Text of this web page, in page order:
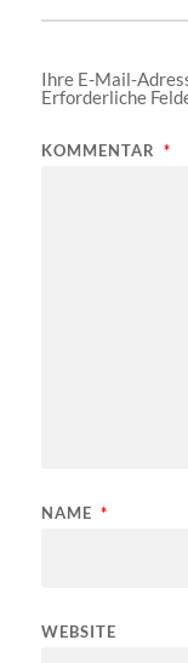
Ihre E-Mail-
Erforderliche
KOMMENTAR *
NAME *
WEBSITE